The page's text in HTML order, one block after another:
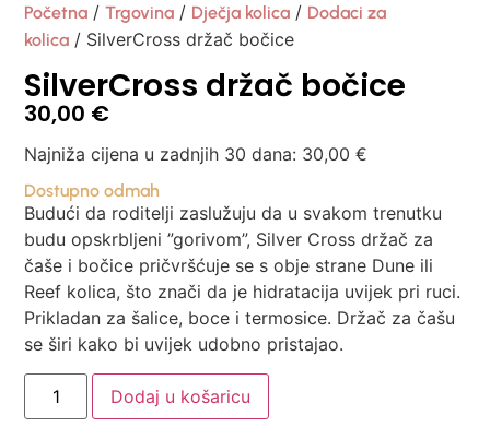
Početna /Trgovina / Dječja kolica / Dodaci za
kolica / SilverCross držač bočice
SilverCross držač bočice
30,00 €
Najniža cijena u zadnjih 30 dana: 30,00€
Dostupno odmah
Budući da roditelji zaslužuju da u svakom trenutku
budu opskrbljeni ”gorivom”, Silver Cross držač za
čaše i bočice pričvršćuje se s obje strane Dune ili
Reef kolica, što znači da je hidratacija uvijek pri ruci.
Prikladan za šalice, boce i termosice. Držač za čašu
se širi kako bi uvijek udobno pristajao.
Dodaj u košaricu